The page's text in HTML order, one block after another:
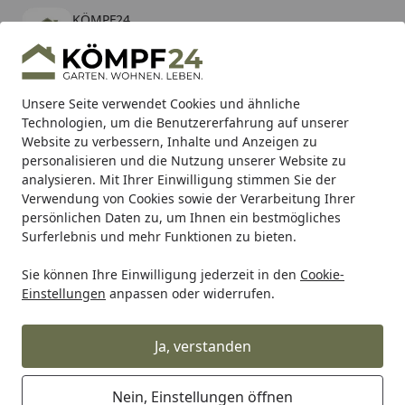
Unsere Seite verwendet Cookies und ähnliche
Technologien, um die Benutzererfahrung auf unserer
Website zu verbessern, Inhalte und Anzeigen zu
personalisieren und die Nutzung unserer Website zu
analysieren. Mit Ihrer Einwilligung stimmen Sie der
Verwendung von Cookies sowie der Verarbeitung Ihrer
persönlichen Daten zu, um Ihnen ein bestmögliches
Surferlebnis und mehr Funktionen zu bieten.
Sie können Ihre Einwilligung jederzeit in den Cookie-
Einstellungen anpassen oder widerrufen.
Ja, verstanden
Nein, Einstellungen öffnen
KÖMPF24
kostenlos - Im App Store
Hotline
Alle Produkte
Mein Konto
Suchen
Karibu Pools inkl. gratis Sandfilteranlage & Pool-
Starterset (Gesamtwert bis 468,99€)
Startseite
SBS Bremsbeläge Straße SBS Bremsbelag 663HS Street
SBS Bremsbelag 663HS Street Sinter